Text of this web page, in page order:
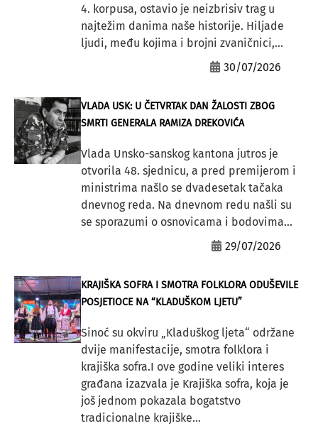
4. korpusa, ostavio je neizbrisiv trag u
najtežim danima naše historije. Hiljade
ljudi, među kojima i brojni zvaničnici,...
30/07/2026
VLADA USK: U ČETVRTAK DAN ŽALOSTI ZBOG
SMRTI GENERALA RAMIZA DREKOVIĆA
Vlada Unsko-sanskog kantona jutros je
otvorila 48. sjednicu, a pred premijerom i
ministrima našlo se dvadesetak tačaka
dnevnog reda. Na dnevnom redu našli su
se sporazumi o osnovicama i bodovima...
29/07/2026
KRAJIŠKA SOFRA I SMOTRA FOLKLORA ODUŠEVILE
POSJETIOCE NA “KLADUŠKOM LJETU”
Sinoć su okviru „Kladuškog ljeta“ održane
dvije manifestacije, smotra folklora i
krajiška sofra.I ove godine veliki interes
građana izazvala je Krajiška sofra, koja je
još jednom pokazala bogatstvo
tradicionalne krajiške...